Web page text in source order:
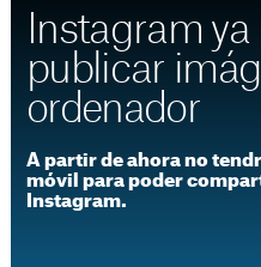
Instagram
publicar
ordenador
A partir de ahora no
móvil para poder
Instagram.